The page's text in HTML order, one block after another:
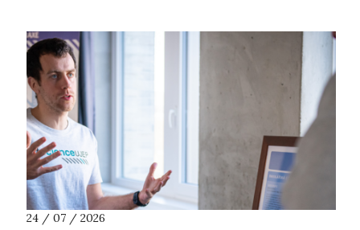
24 / 07 / 2026